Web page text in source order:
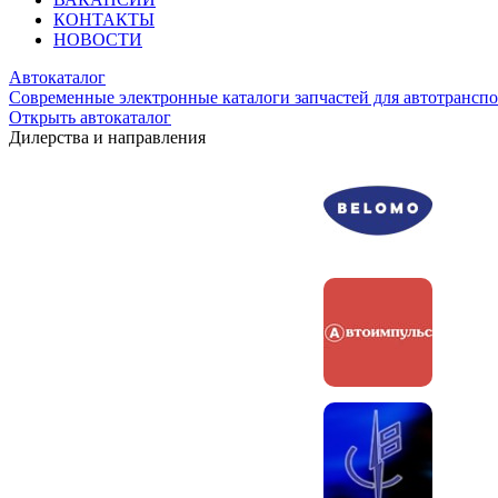
КОНТАКТЫ
НОВОСТИ
Автокаталог
Современные электронные каталоги запчастей для
Открыть автокаталог
Дилерства и направления